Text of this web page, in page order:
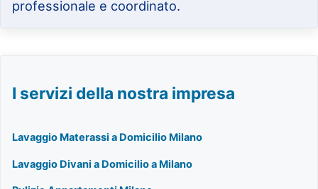
professionale e coordinato.
I servizi della nostra impresa
Lavaggio Materassi a Domicilio Milano
Lavaggio Divani a Domicilio a Milano